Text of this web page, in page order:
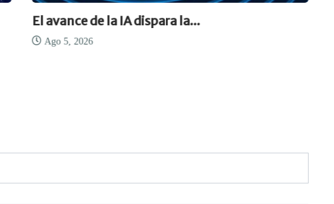
El avance de la IA dispara la...
Ago 5, 2026